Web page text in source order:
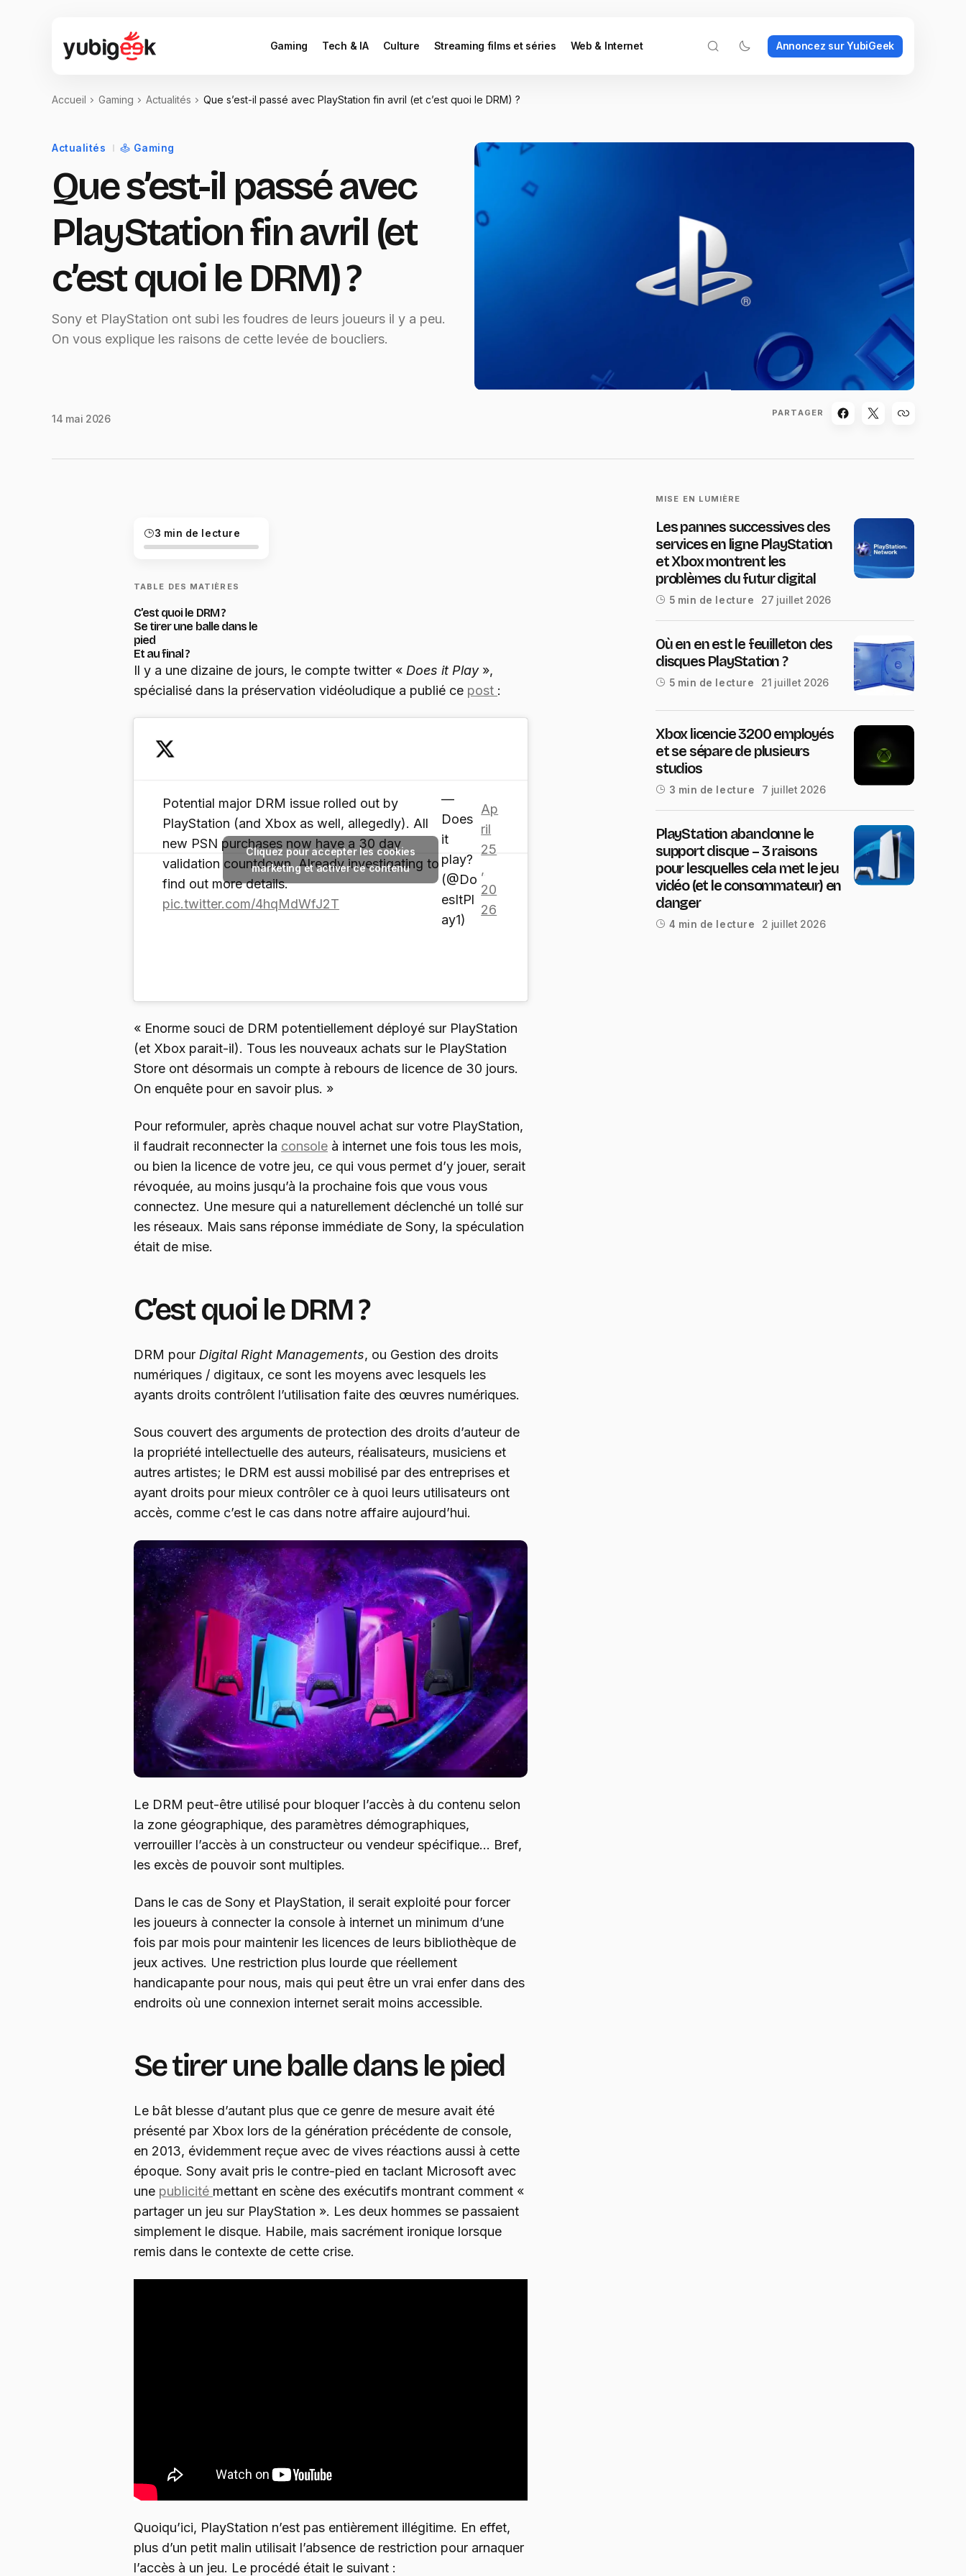
Gaming Tech & IA Culture Streaming films et séries Web & Internet Annoncez sur YubiGeek
Accueil Gaming Actualités Que s’est-il passé avec PlayStation fin avril (et c’est quoi le DRM) ?
Actualités Gaming
Que s’est-il passé avec
PlayStation fin avril (et
c’est quoi le DRM) ?
Sony et PlayStation ont subi les foudres de leurs joueurs il y a peu.
On vous explique les raisons de cette levée de boucliers.
14 mai 2026 PARTAGER
3 min de lecture
TABLE DES MATIÈRES
C’est quoi le DRM ?
Se tirer une balle dans le
pied
Et au final ?
Il y a une dizaine de jours, le compte twitter « Does it Play»,
spécialisé dans la préservation vidéoludique a publié ce post :
Potential major DRM issue rolled out by
PlayStation (and Xbox as well, allegedly). All
new PSN purchases now have a 30 day
validation countdown. Already investigating to
find out more details.
pic.twitter.com/4hqMdWfJ2T
—
Does
it
play?
(@Do
esItPl
ay1)
Ap
ril
25
,
20
26
Cliquez pour accepter les cookies
marketing et activer ce contenu
« Enorme souci de DRM potentiellement déployé sur PlayStation
(et Xbox parait-il). Tous les nouveaux achats sur le PlayStation
Store ont désormais un compte à rebours de licence de 30 jours.
On enquête pour en savoir plus. »
Pour reformuler, après chaque nouvel achat sur votre PlayStation,
il faudrait reconnecter la console à internet une fois tous les mois,
ou bien la licence de votre jeu, ce qui vous permet d’y jouer, serait
révoquée, au moins jusqu’à la prochaine fois que vous vous
connectez. Une mesure qui a naturellement déclenché un tollé sur
les réseaux. Mais sans réponse immédiate de Sony, la spéculation
était de mise.
C’est quoi le DRM ?
DRM pour Digital Right Managements, ou Gestion des droits
numériques / digitaux, ce sont les moyens avec lesquels les
ayants droits contrôlent l’utilisation faite des œuvres numériques.
Sous couvert des arguments de protection des droits d’auteur de
la propriété intellectuelle des auteurs, réalisateurs, musiciens et
autres artistes; le DRM est aussi mobilisé par des entreprises et
ayant droits pour mieux contrôler ce à quoi leurs utilisateurs ont
accès, comme c’est le cas dans notre affaire aujourd’hui.
Le DRM peut-être utilisé pour bloquer l’accès à du contenu selon
la zone géographique, des paramètres démographiques,
verrouiller l’accès à un constructeur ou vendeur spécifique… Bref,
les excès de pouvoir sont multiples.
Dans le cas de Sony et PlayStation, il serait exploité pour forcer
les joueurs à connecter la console à internet un minimum d’une
fois par mois pour maintenir les licences de leurs bibliothèque de
jeux actives. Une restriction plus lourde que réellement
handicapante pour nous, mais qui peut être un vrai enfer dans des
endroits où une connexion internet serait moins accessible.
Se tirer une balle dans le pied
Le bât blesse d’autant plus que ce genre de mesure avait été
présenté par Xbox lors de la génération précédente de console,
en 2013, évidemment reçue avec de vives réactions aussi à cette
époque. Sony avait pris le contre-pied en taclant Microsoft avec
une publicité mettant en scène des exécutifs montrant comment «
partager un jeu sur PlayStation ». Les deux hommes se passaient
simplement le disque. Habile, mais sacrément ironique lorsque
remis dans le contexte de cette crise.
Quoiqu’ici, PlayStation n’est pas entièrement illégitime. En effet,
plus d’un petit malin utilisait l’absence de restriction pour arnaquer
l’accès à un jeu. Le procédé était le suivant :
MISE EN LUMIÈRE
Les pannes successives des
services en ligne PlayStation
et Xbox montrent les
problèmes du futur digital
5 min de lecture 27 juillet 2026
Où en en est le feuilleton des
disques PlayStation ?
5 min de lecture 21 juillet 2026
Xbox licencie 3200 employés
et se sépare de plusieurs
studios
3 min de lecture 7 juillet 2026
PlayStation abandonne le
support disque – 3 raisons
pour lesquelles cela met le jeu
vidéo (et le consommateur) en
danger
4 min de lecture 2 juillet 2026